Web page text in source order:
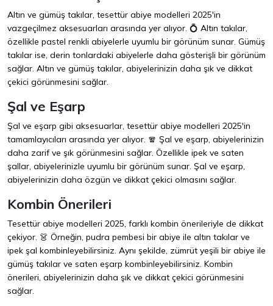
Altın ve gümüş takılar, tesettür abiye modelleri 2025'in
vazgeçilmez aksesuarları arasında yer alıyor. 💍 Altın takılar,
özellikle pastel renkli abiyelerle uyumlu bir görünüm sunar. Gümüş
takılar ise, derin tonlardaki abiyelerle daha gösterişli bir görünüm
sağlar. Altın ve gümüş takılar, abiyelerinizin daha şık ve dikkat
çekici görünmesini sağlar.
Şal ve Eşarp
Şal ve eşarp gibi aksesuarlar, tesettür abiye modelleri 2025'in
tamamlayıcıları arasında yer alıyor. 🧣 Şal ve eşarp, abiyelerinizin
daha zarif ve şık görünmesini sağlar. Özellikle ipek ve saten
şallar, abiyelerinizle uyumlu bir görünüm sunar. Şal ve eşarp,
abiyelerinizin daha özgün ve dikkat çekici olmasını sağlar.
Kombin Önerileri
Tesettür abiye modelleri 2025, farklı kombin önerileriyle de dikkat
çekiyor. 👗 Örneğin, pudra pembesi bir abiye ile altın takılar ve
ipek şal kombinleyebilirsiniz. Aynı şekilde, zümrüt yeşili bir abiye ile
gümüş takılar ve saten eşarp kombinleyebilirsiniz. Kombin
önerileri, abiyelerinizin daha şık ve dikkat çekici görünmesini
sağlar.